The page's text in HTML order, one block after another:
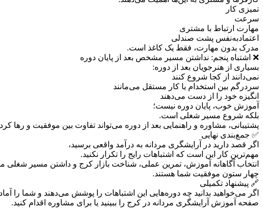
تمیزی کار
سرعت
مهارت ارتباط با مشتری
اعتمادبه‌نفس پشت صندلی
مدرک بدون مهارت، فقط یک کاغذ است.
❌ اشتباه پنجم: نداشتن مسیر مشخص بعد از پایان دوره
بسیاری از هنرجویان بعد از دوره:
نمی‌دانند از کجا شروع کنند
سردرگم بین استخدام یا کار مستقل می‌مانند
انگیزه خود را از دست می‌دهند
آموزش خوب، پایان دوره نیست؛
بلکه شروع مسیر شغلی است.
پشتیبانی، مشاوره و راهنمایی بعد از دوره می‌تواند تفاوت بین موفقیت و رها
✅ جمع‌بندی نهایی
اگر قصد دارید در آرایشگری مردانه به درآمد واقعی برسید،
مهم‌ترین کار این است که اشتباهات رایج را تکرار نکنید.
انتخاب آگاهانه آموزش، تمرین عملی، شناخت بازار کرج و داشتن مسیر
چهار ستون موفقیت شما هستند.
🔗 پیشنهاد تکمیلی
اگر می‌خواهید بدانید چه دوره‌هایی این اشتباهات را پوشش می‌دهند و شما را
صفحه آموزش آرایشگری مردانه در کرج را ببینید یا برای مشاوره اقدام کنید.